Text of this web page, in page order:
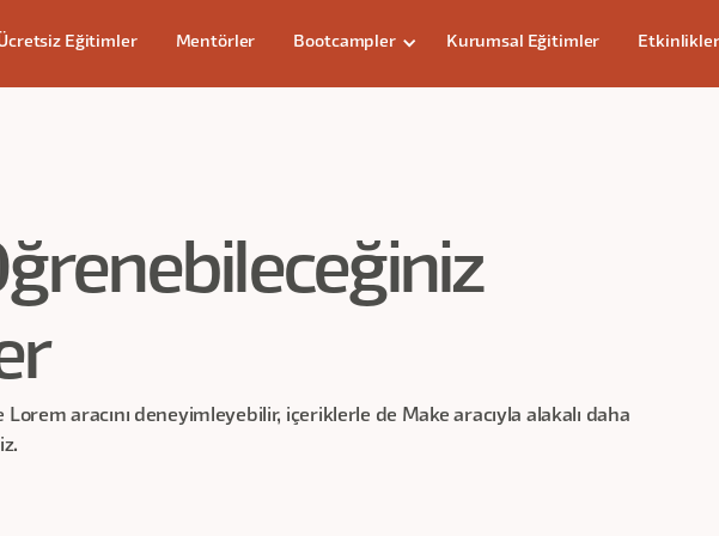
Eğitimler Mentörler Bootcampler Kurumsal Eğitimler Etkinlikler
aracını deneyimleyebilir, içeriklerle de Make aracıyla alakalı daha